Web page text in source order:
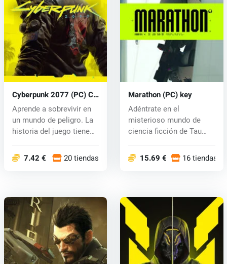
Cyberpunk 2077 (PC) CD
key
Aprende a sobrevivir en
un mundo de peligro. La
historia del juego tiene
7.42 € 20 tiendas
Marathon (PC) key
Adéntrate en el
misterioso mundo de
ciencia ficción de Tau
15.69 € 16 tiendas